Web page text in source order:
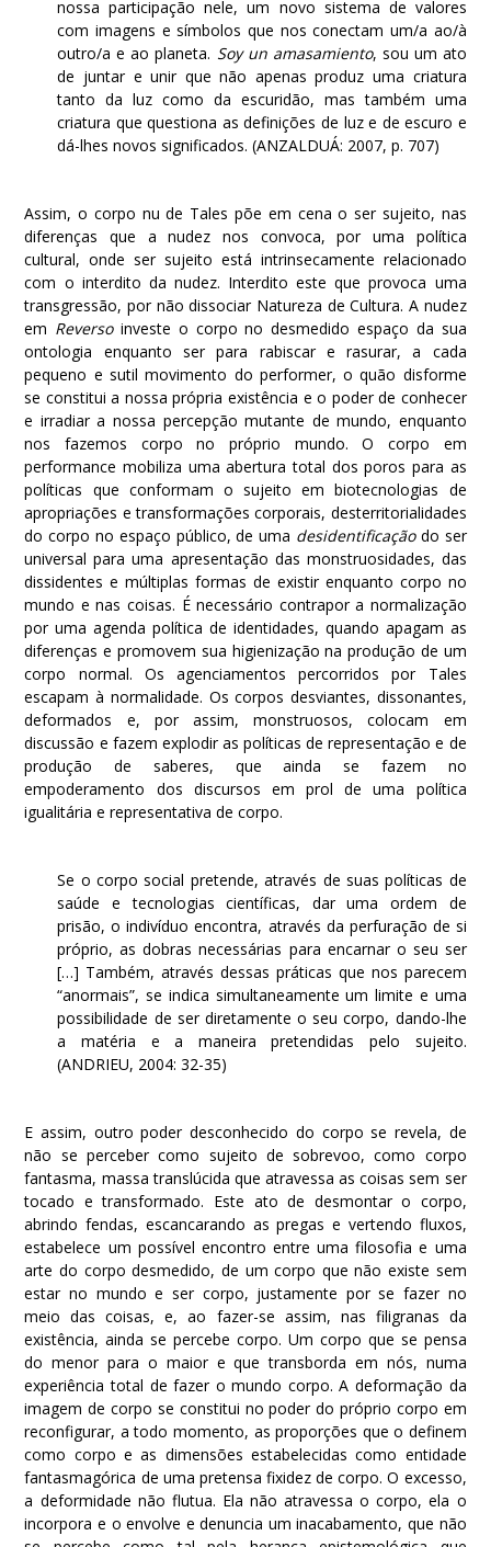
nossa participação nele, um novo sistema de valores
com imagens e símbolos que nos conectam um/a ao/à
outro/a e ao planeta. Soy un amasamiento, sou um ato
de juntar e unir que não apenas produz uma criatura
tanto da luz como da escuridão, mas também uma
criatura que questiona as definições de luz e de escuro e
dá-lhes novos significados. (ANZALDUÁ: 2007, p. 707)
Assim, o corpo nu de Tales põe em cena o ser sujeito, nas
diferenças que a nudez nos convoca, por uma política
cultural, onde ser sujeito está intrinsecamente relacionado
com o interdito da nudez. Interdito este que provoca uma
transgressão, por não dissociar Natureza de Cultura. A nudez
em Reversoinveste o corpo no desmedido espaço da sua
ontologia enquanto ser para rabiscar e rasurar, a cada
pequeno e sutil movimento do performer, o quão disforme
se constitui a nossa própria existência e o poder de conhecer
e irradiar a nossa percepção mutante de mundo, enquanto
nos fazemos corpo no próprio mundo. O corpo em
performance mobiliza uma abertura total dos poros para as
políticas que conformam o sujeito em biotecnologias de
apropriações e transformações corporais, desterritorialidades
do corpo no espaço público, de uma desidentificaçãodo ser
universal para uma apresentação das monstruosidades, das
dissidentes e múltiplas formas de existir enquanto corpo no
mundo e nas coisas. É necessário contrapor a normalização
por uma agenda política de identidades, quando apagam as
diferenças e promovem sua higienização na produção de um
corpo normal. Os agenciamentos percorridos por Tales
escapam à normalidade. Os corpos desviantes, dissonantes,
deformados e, por assim, monstruosos, colocam em
discussão e fazem explodir as políticas de representação e de
produção de saberes, que ainda se fazem no
empoderamento dos discursos em prol de uma política
igualitária e representativa de corpo.
Se o corpo social pretende, através de suas políticas de
saúde e tecnologias científicas, dar uma ordem de
prisão, o indivíduo encontra, através da perfuração de si
próprio, as dobras necessárias para encarnar o seu ser
[…] Também, através dessas práticas que nos parecem
“anormais”, se indica simultaneamente um limite e uma
possibilidade de ser diretamente o seu corpo, dando-lhe
a matéria e a maneira pretendidas pelo sujeito.
(ANDRIEU, 2004: 32-35)
E assim, outro poder desconhecido do corpo se revela, de
não se perceber como sujeito de sobrevoo, como corpo
fantasma, massa translúcida que atravessa as coisas sem ser
tocado e transformado. Este ato de desmontar o corpo,
abrindo fendas, escancarando as pregas e vertendo fluxos,
estabelece um possível encontro entre uma filosofia e uma
arte do corpo desmedido, de um corpo que não existe sem
estar no mundo e ser corpo, justamente por se fazer no
meio das coisas, e, ao fazer-se assim, nas filigranas da
existência, ainda se percebe corpo. Um corpo que se pensa
do menor para o maior e que transborda em nós, numa
experiência total de fazer o mundo corpo. A deformação da
imagem de corpo se constitui no poder do próprio corpo em
reconfigurar, a todo momento, as proporções que o definem
como corpo e as dimensões estabelecidas como entidade
fantasmagórica de uma pretensa fixidez de corpo. O excesso,
a deformidade não flutua. Ela não atravessa o corpo, ela o
incorpora e o envolve e denuncia um inacabamento, que não